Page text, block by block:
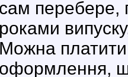
сам перебере,
роками
Можна
оформлення,